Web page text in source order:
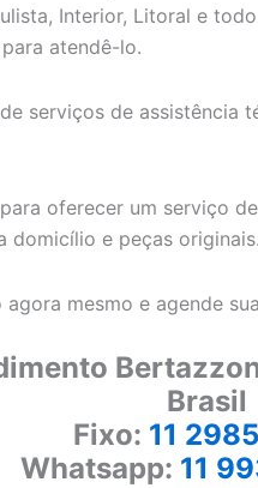
Interior, Litoral e
atendê-lo.
serviços de assistência
oferecer um serviço
domicílio e peças originais.
mesmo e agende
Brasil
Fixo: 11
Whatsapp: 11